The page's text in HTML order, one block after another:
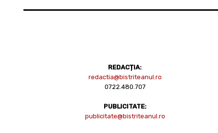
REDACȚIA:
redactia@bistriteanul.ro
0722.480.707
PUBLICITATE:
publicitate@bistriteanul.ro